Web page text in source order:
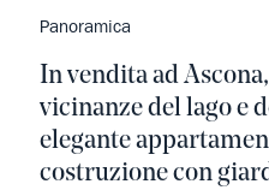
Panoramica
In vendita ad
vicinanze del lago e
elegante
costruzione con